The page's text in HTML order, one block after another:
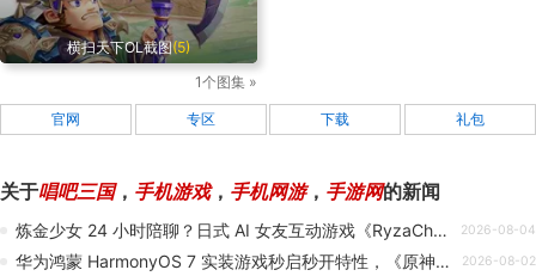
横扫天下OL截图(5)
1个图集 »
官网 专区 下载 礼包
关于唱吧三国， 手机游戏， 手机网游， 手游网的新闻
炼金少女 24 小时陪聊？日式 AI 女友互动游戏《RyzaChat》开启预约 2026-08-04
华为鸿蒙 HarmonyOS 7 实装游戏秒启秒开特性，《原神》《洛克王国》等可极速启动 2026-08-02